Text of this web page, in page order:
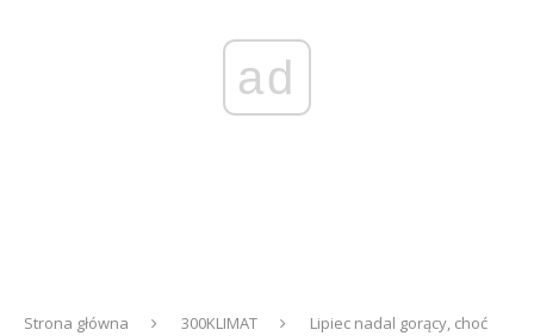
ad
Strona główna 300KLIMAT
Lipiec nadal gorący, choć